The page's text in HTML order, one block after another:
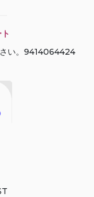
い。9414064424